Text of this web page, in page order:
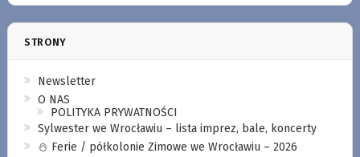
STRONY
Newsletter
O NAS
POLITYKA PRYWATNOŚCI
Sylwester we Wrocławiu – lista imprez, bale, koncerty
⛄️ Ferie / półkolonie Zimowe we Wrocławiu – 2026